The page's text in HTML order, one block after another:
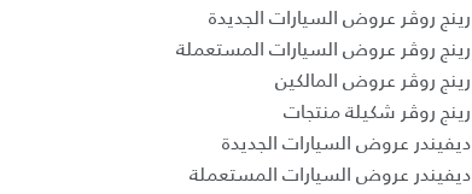
رينج روڤر عروض السيارات الجديدة
رينج روڤر عروض السيارات المستعملة
رينج روڤر عروض المالكين
رينج روڤر شكيلة منتجات
ديفيندر عروض السيارات الجديدة
ديفيندر عروض السيارات المستعملة